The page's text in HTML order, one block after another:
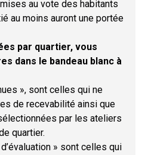
au vote des habitants
au moins auront une portée
par quartier, vous
dans le bandeau blanc à
», sont celles qui ne
de recevabilité ainsi que
par les ateliers
quartier.
» sont celles qui